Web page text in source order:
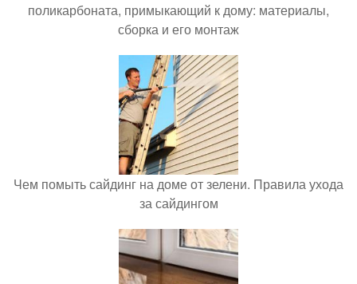
поликарбоната, примыкающий к дому: материалы,
сборка и его монтаж
Чем помыть сайдинг на доме от зелени. Правила ухода
за сайдингом